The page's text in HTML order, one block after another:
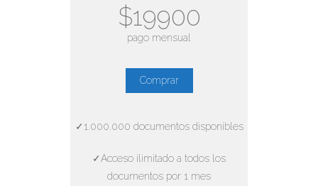
$19900
pago mensual
Comprar
✓1.000.000 documentos disponibles
✓Acceso ilimitado a todos los
documentos por 1 mes